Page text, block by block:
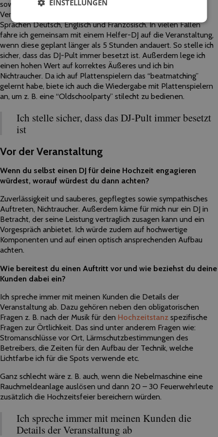
sowie eine saubere Bass-Wiedergabe und wird je nach
Veranstaltung entsprechend dimensioniert. Ich spreche die
Sprachen Deutsch, Englisch und Französisch. In vielen Fällen
fahre ich gemeinsam mit einem Helfer-DJ auf die Veranstaltung,
wenn diese geplant länger als 5 Stunden andauert. So stelle ich
sicher, dass das DJ-Pult immer besetzt ist. Außerdem lege ich
einen hohen Wert auf korrektes Äußeres und ich bin
Nichtraucher. Da ich auf Plattenspielern das “beatmatching”
gelernt habe, biete ich auch die Wiedergabe mit Plattenspielern
an, um z. B. eine “Oldschoolparty” stilecht zu bedienen.
Ich stelle sicher, dass das DJ-Pult immer besetzt
ist
Vor der Veranstaltung
Wenn du selbst einen DJ für deine Hochzeit engagieren
würdest, worauf würdest du dann achten?
Zuverlässigkeit und sauberes, gepflegtes sowie sympathisches
Auftreten, Nichtraucher. Außerdem käme für mich nur ein DJ in
Betracht, der seine Leistung vertraglich zusagen kann und ein
Vorgespräch anbietet. Ich würde zudem auf hochwertige
Komponenten und auf einen optisch ansprechenden Aufbau
achten.
Wie bereitest du einen Auftritt vor und wie beziehst du deine
Kunden dabei ein?
Ich spreche immer mit meinen Kunden die Details der
Veranstaltung ab. Dazu gehören neben den obligatorischen
Fragen z. B. nach der Musik für den Hochzeitstanz spezifische
Fragen zur Örtlichkeit. Das sind unter anderem Fragen wie:
Stromanschlüsse vor Ort, Lärmschutzbestimmungen des
Betreibers, die Zeiten für den Aufbau der Technik, welche
Lichtfarbe ich für die Spots verwende etc.
Ganz schlecht wäre z. B. auch, wenn die Nebelmaschine eine
Rauchmeldeanlage auslösen und dann 20 – 30 Feuerwehrleute
zusätzlich die Hochzeitsfeier bereichern würden.
Ich spreche immer mit meinen Kunden die
DetailsderVeranstaltung ab
EINSTELLUNGEN